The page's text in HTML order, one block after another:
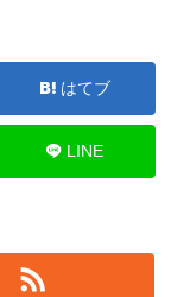
はてブ
LINE